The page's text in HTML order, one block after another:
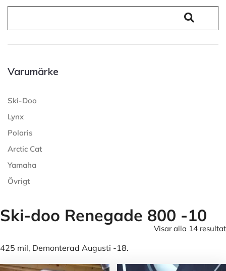
Varumärke
Ski-Doo
Lynx
Polaris
Arctic Cat
Yamaha
Övrigt
Ski-doo Renegade 800 -10
Visar alla 14 resultat
425 mil, Demonterad Augusti -18.